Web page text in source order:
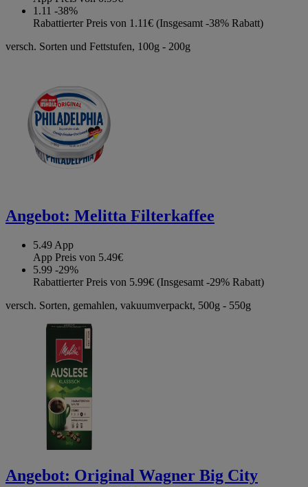
1.11 -38%
Rabattierter Preis von 1.11€ (Insgesamt -38% Rabatt)
versch. Sorten und Fettstufen, 100g - 200g
Angebot: Melitta Filterkaffee
5.49 App
App Preis von 5.49€
5.99 -29%
Rabattierter Preis von 5.99€ (Insgesamt -29% Rabatt)
versch. Sorten, gemahlen, vakuumverpackt, 500g - 550g
Angebot: Original Wagner Big City